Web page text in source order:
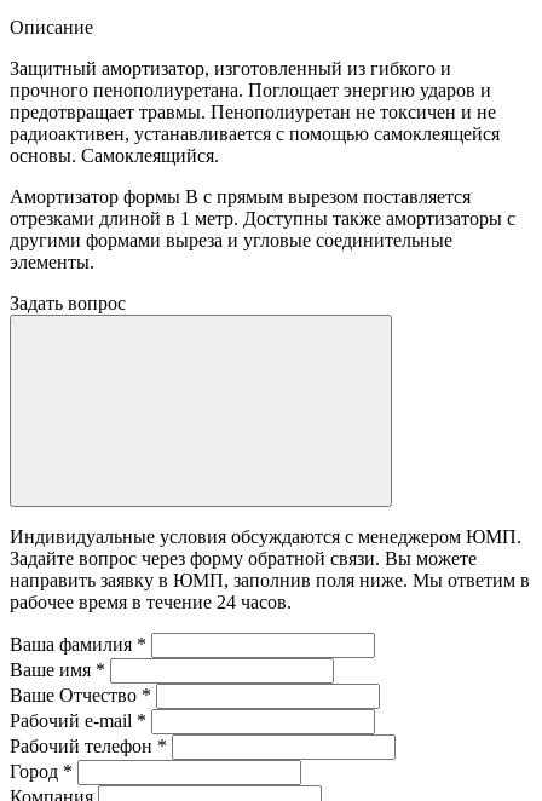
Описание
Защитный амортизатор, изготовленный из гибкого и
прочного пенополиуретана. Поглощает энергию ударов и
предотвращает травмы. Пенополиуретан не токсичен и не
радиоактивен, устанавливается с помощью самоклеящейся
основы. Самоклеящийся.
Амортизатор формы B с прямым вырезом поставляется
отрезками длиной в 1 метр. Доступны также амортизаторы с
другими формами выреза и угловые соединительные
элементы.
Задать вопрос
Индивидуальные условия обсуждаются с менеджером ЮМП.
Задайте вопрос через форму обратной связи. Вы можете
направить заявку в ЮМП, заполнив поля ниже. Mы ответим в
рабочее время в течение 24 часов.
Ваша фамилия *
Ваше имя *
Ваше Отчество *
Рабочий e-mail *
Рабочий телефон *
Город *
Компания